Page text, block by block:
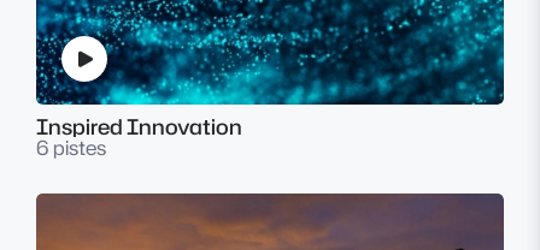
Inspired Innovation
6 pistes